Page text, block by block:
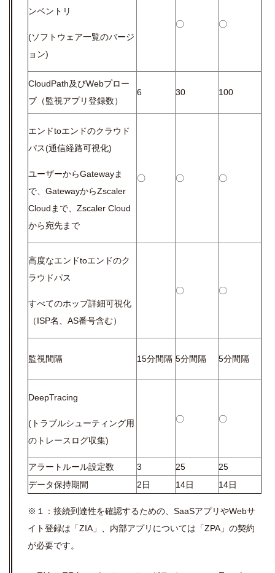
ンベントリ
(ソフトウェア一覧のバージ
ョン)
〇 〇
CloudPath及びWebプロー
ブ（監視アプリ登録数）
6 30 100
エンドtoエンドのクラウド
パス(通信経路可視化)
ユーザーからGatewayま
で、GatewayからZscaler
Cloudまで、Zscaler Cloud
から宛先まで
〇 〇 〇
高度なエンドtoエンドのク
ラウドパス
すべてのホップ詳細可視化
（ISP名、AS番号含む）
〇 〇
監視間隔 15分間隔 5分間隔 5分間隔
DeepTracing
(トラブルシューティング用
のトレースログ収集)
〇 〇
アラートルール設定数 3 25
25
データ保持期間
2日 14日 14日
※１：接続到達性を確認するための、SaaSアプリやWebサ
イト登録は「ZIA」、内部アプリについては「ZPA」の契約
が必要です。